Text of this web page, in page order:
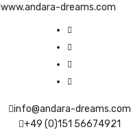
www.andara-dreams.com
info@andara-dreams.com
+49 (0)151 56674921